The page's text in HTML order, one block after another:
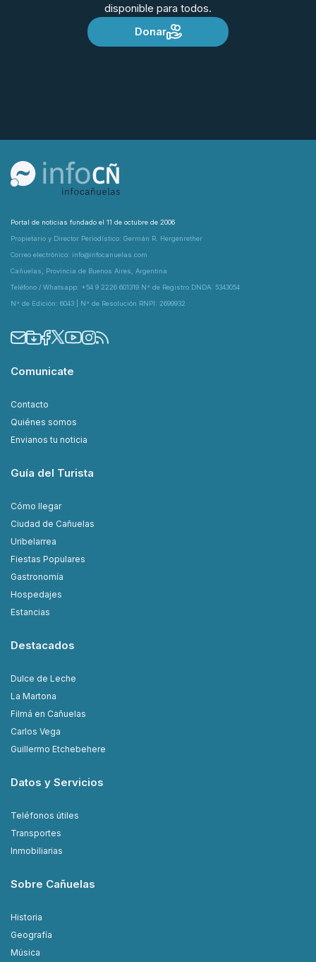
disponible para todos.
Donar
Portal de noticias fundado el 11 de octubre de 2006
Propietario y Director Periodístico: Germán R. Hergenrether
Correo electrónico: info@infocanuelas.com
Cañuelas, Provincia de Buenos Aires, Argentina
Teléfono / Whatsapp: +54 9 2226 601319 N° de Registro DNDA: 5343054
N° de Edición: 6043 | N° de Resolución RNPI: 2699932
Comunicate
Contacto
Quiénes somos
Envianos tu noticia
Guía del Turista
Cómo llegar
Ciudad de Cañuelas
Uribelarrea
Fiestas Populares
Gastronomía
Hospedajes
Estancias
Destacados
Dulce de Leche
La Martona
Filmá en Cañuelas
Carlos Vega
Guillermo Etchebehere
Datos y Servicios
Teléfonos útiles
Transportes
Inmobiliarias
Sobre Cañuelas
Historia
Geografía
Música